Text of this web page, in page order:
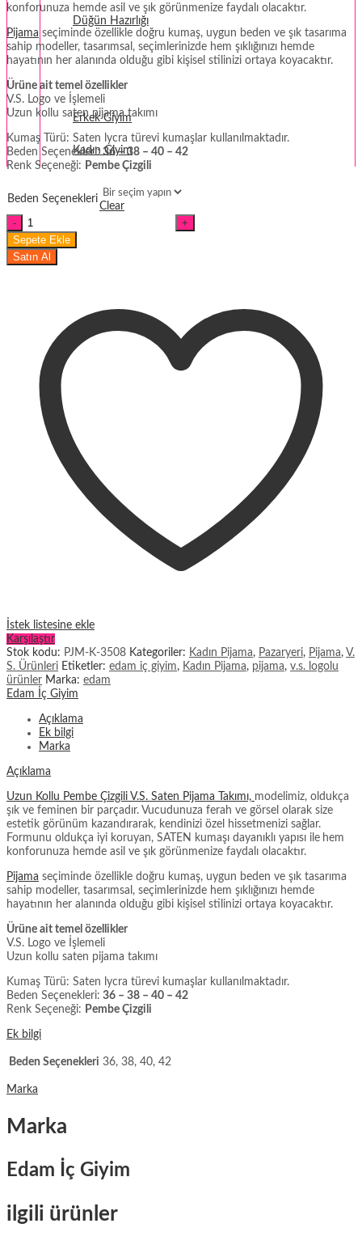
Düğün Hazırlığı
Fantezi
Termal Giyim
Erkek Giyim
Kadın Giyim
konforunuza hemde asil ve şık görünmenize faydalı olacaktır.
Pijama seçiminde özellikle doğru kumaş, uygun beden ve şık tasarıma
sahip modeller, tasarımsal, seçimlerinizde hem şıklığınızı hemde
hayatının her alanında olduğu gibi kişisel stilinizi ortaya koyacaktır.
Ürüne ait temel özellikler
V.S. Logo ve İşlemeli
Uzun kollu saten pijama takımı
Kumaş Türü: Saten lycra türevi kumaşlar kullanılmaktadır.
Beden Seçenekleri:36 – 38 – 40 – 42
Renk Seçeneği: Pembe Çizgili
Beden Seçenekleri
Clear
Uzun
Kollu
Pembe
Çizgili
Sepete Ekle
Satın Al
İstek listesine ekle
Karşılaştır
Stok kodu: PJM-K-3508 Kategoriler: Kadın Pijama, Pazaryeri, Pijama, V.
S. Ürünleri Etiketler: edam iç giyim, Kadın Pijama, pijama, v.s. logolu
ürünler Marka: edam
Edam İç Giyim
Açıklama
Ek bilgi
Marka
Açıklama
Uzun Kollu Pembe Çizgili V.S. Saten Pijama Takımı, modelimiz, oldukça
şık ve feminen bir parçadır. Vucudunuza ferah ve görsel olarak size
estetik görünüm kazandırarak, kendinizi özel hissetmenizi sağlar.
Formunu oldukça iyi koruyan, SATEN kumaşı dayanıklı yapısı ile hem
konforunuza hemde asil ve şık görünmenize faydalı olacaktır.
Pijama seçiminde özellikle doğru kumaş, uygun beden ve şık tasarıma
sahip modeller, tasarımsal, seçimlerinizde hem şıklığınızı hemde
hayatının her alanında olduğu gibi kişisel stilinizi ortaya koyacaktır.
Ürüne ait temel özellikler
V.S. Logo ve İşlemeli
Uzun kollu saten pijama takımı
Kumaş Türü: Saten lycra türevi kumaşlar kullanılmaktadır.
Beden Seçenekleri: 36 – 38 – 40 – 42
Renk Seçeneği: Pembe Çizgili
Ek bilgi
Beden Seçenekleri 36, 38, 40, 42
Marka
Marka
Edam İç Giyim
ilgili ürünler